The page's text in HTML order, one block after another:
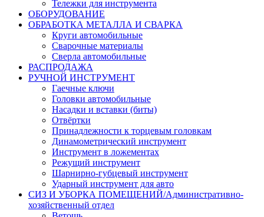
Тележки для инструмента
ОБОРУДОВАНИЕ
ОБРАБОТКА МЕТАЛЛА И СВАРКА
Круги автомобильные
Сварочные материалы
Сверла автомобильные
РАСПРОДАЖА
РУЧНОЙ ИНСТРУМЕНТ
Гаечные ключи
Головки автомобильные
Насадки и вставки (биты)
Отвёртки
Принадлежности к торцевым головкам
Динамометрический инструмент
Инструмент в ложементах
Режущий инструмент
Шарнирно-губцевый инструмент
Ударный инструмент для авто
СИЗ И УБОРКА ПОМЕЩЕНИЙ/Административно-
хозяйственный отдел